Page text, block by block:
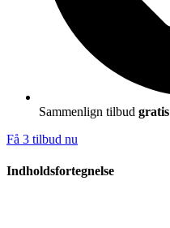
Sammenlign tilbud gratis
Få 3 tilbud nu
Indholdsfortegnelse